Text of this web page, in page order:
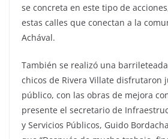
se concreta en este tipo de
estas calles que conectan a la
Achával.
También se realizó una
chicos de Rivera Villate disfrutaron
público, con las obras de mejora
presente el secretario de
y Servicios Públicos, Guido